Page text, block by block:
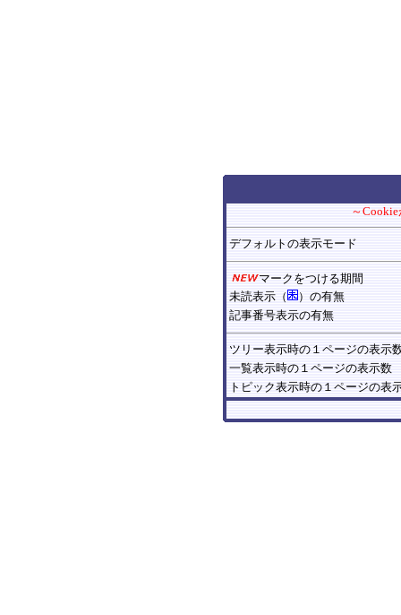
～
デフォルトの表示モード
マークをつける期間
未読表示（
）の有無
記事番号表示の有無
ツリー表示時の１ページの表示
一覧表示時の１ページの表示数
トピック表示時の１ページの表